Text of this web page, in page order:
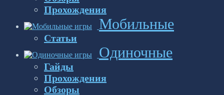
Прохождения
Мобильные
Статьи
Одиночные
Гайды
Прохождения
Обзоры